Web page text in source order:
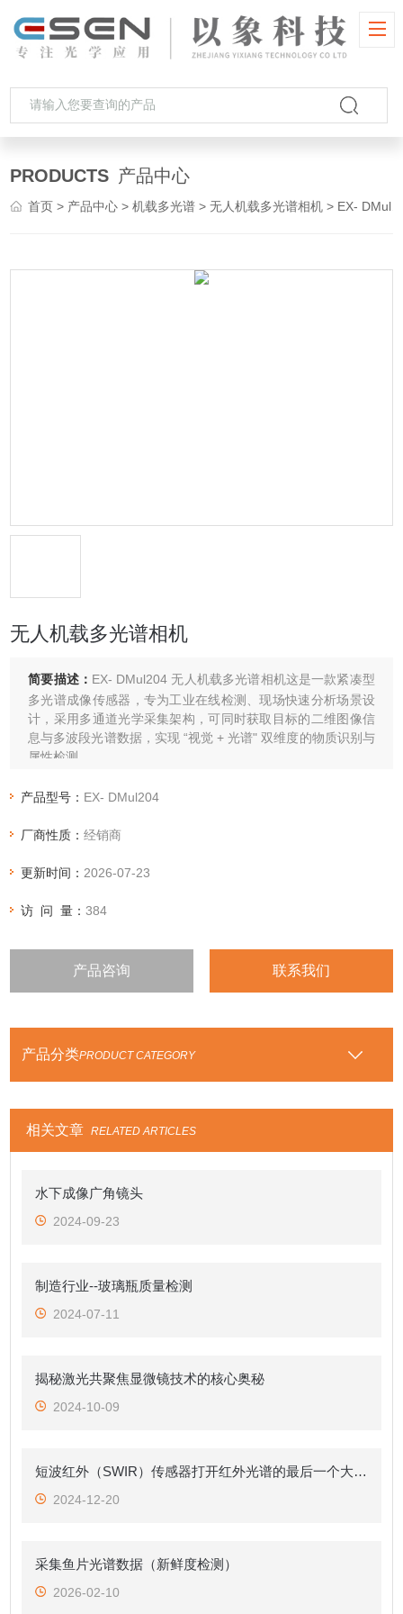
PRODUCTS 产品中心
首页 > 产品中心 >机载多光谱 >无人机载多光谱相机 > EX- DMul204无人机载多光谱相机
无人机载多光谱相机
简要描述： EX- DMul204 无人机载多光谱相机这是一款紧凑型
多光谱成像传感器，专为工业在线检测、现场快速分析场景设
计，采用多通道光学采集架构，可同时获取目标的二维图像信
息与多波段光谱数据，实现 “视觉 + 光谱" 双维度的物质识别与
属性检测。
产品型号： EX- DMul204
厂商性质：经销商
更新时间： 2026-07-23
访 问 量：384
产品咨询 联系我们
产品分类PRODUCT CATEGORY
相关文章 RELATED ARTICLES
水下成像广角镜头
2024-09-23
制造行业--玻璃瓶质量检测
2024-07-11
揭秘激光共聚焦显微镜技术的核心奥秘
2024-10-09
短波红外（SWIR）传感器打开红外光谱的最后一个大气窗口
2024-12-20
采集鱼片光谱数据（新鲜度检测）
2026-02-10